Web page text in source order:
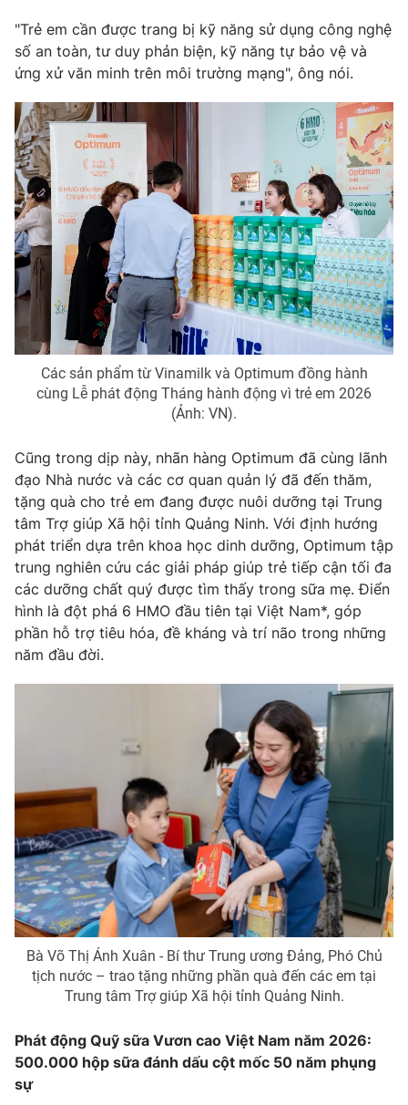
"Trẻ em cần được trang bị kỹ năng sử dụng công nghệ
số an toàn, tư duy phản biện, kỹ năng tự bảo vệ và
ứng xử văn minh trên môi trường mạng", ông nói.
Các sản phẩm từ Vinamilk và Optimum đồng hành
cùng Lễ phát động Tháng hành động vì trẻ em 2026
(Ảnh: VN).
Cũng trong dịp này, nhãn hàng Optimum đã cùng lãnh
đạo Nhà nước và các cơ quan quản lý đã đến thăm,
tặng quà cho trẻ em đang được nuôi dưỡng tại Trung
tâm Trợ giúp Xã hội tỉnh Quảng Ninh. Với định hướng
phát triển dựa trên khoa học dinh dưỡng, Optimum tập
trung nghiên cứu các giải pháp giúp trẻ tiếp cận tối đa
các dưỡng chất quý được tìm thấy trong sữa mẹ. Điển
hình là đột phá 6 HMO đầu tiên tại Việt Nam*, góp
phần hỗ trợ tiêu hóa, đề kháng và trí não trong những
năm đầu đời.
Bà Võ Thị Ánh Xuân - Bí thư Trung ương Đảng, Phó Chủ
tịch nước – trao tặng những phần quà đến các em tại
Trung tâm Trợ giúp Xã hội tỉnh Quảng Ninh.
Phát động Quỹ sữa Vươn cao Việt Nam năm 2026:
500.000 hộp sữa đánh dấu cột mốc 50 năm phụng
sự